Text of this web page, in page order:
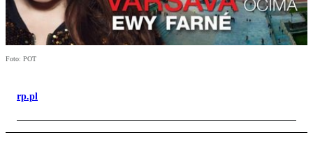
Foto: POT
rp.pl